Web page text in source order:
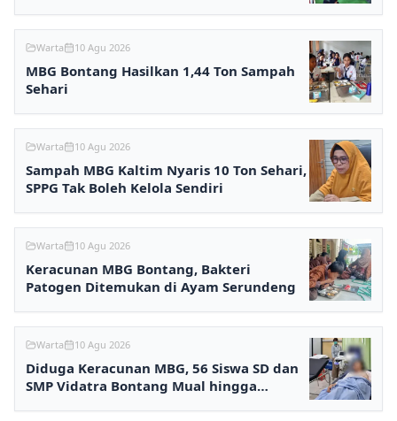
Warta 10 Agu 2026
MBG Bontang Hasilkan 1,44 Ton Sampah
Sehari
Warta 10 Agu 2026
Sampah MBG Kaltim Nyaris 10 Ton Sehari,
SPPG Tak Boleh Kelola Sendiri
Warta 10 Agu 2026
Keracunan MBG Bontang, Bakteri
Patogen Ditemukan di Ayam Serundeng
Warta 10 Agu 2026
Diduga Keracunan MBG, 56 Siswa SD dan
SMP Vidatra Bontang Mual hingga